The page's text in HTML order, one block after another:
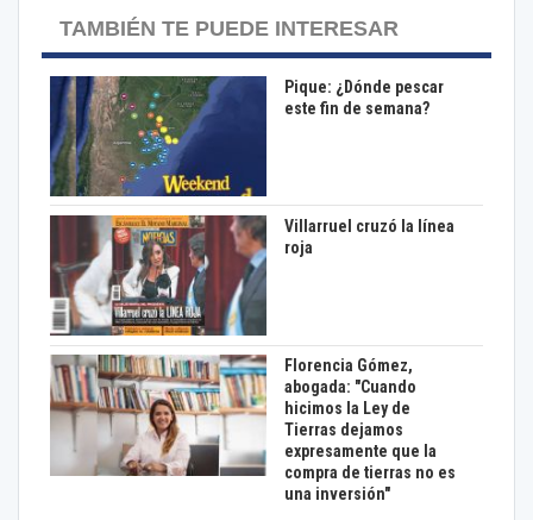
TAMBIÉN TE PUEDE INTERESAR
Pique: ¿Dónde pescar
este fin de semana?
Villarruel cruzó la línea
roja
Florencia Gómez,
abogada: "Cuando
hicimos la Ley de
Tierras dejamos
expresamente que la
compra de tierras no es
una inversión"